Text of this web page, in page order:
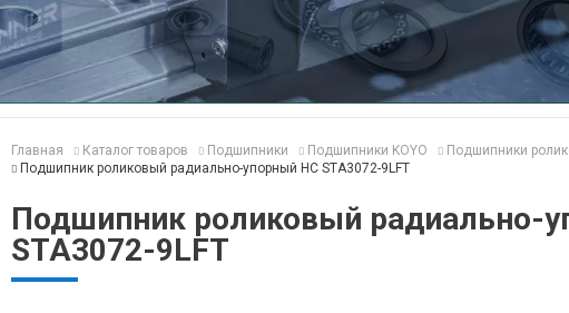
Главная Каталог товаров Подшипники Подшипники KOYO
Подшипники
Подшипник роликовый радиально-упорный HC STA3072-9LFT
Подшипник роликовый радиально-
STA3072-9LFT